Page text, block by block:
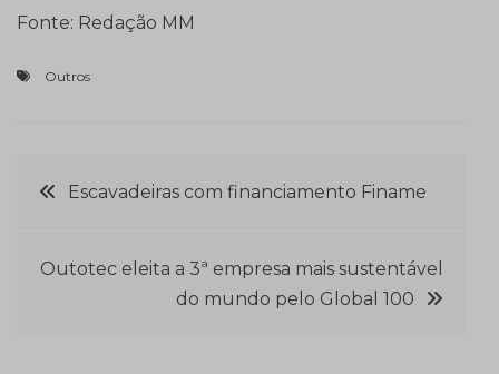
Fonte: Redação MM
Outros
Navegação
Escavadeiras com financiamento Finame
Outotec eleita a 3ª empresa mais sustentável
do mundo pelo Global 100